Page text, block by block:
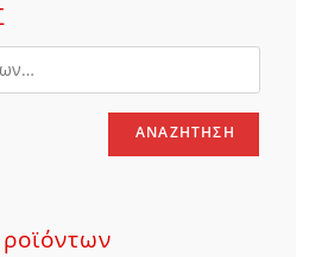
ΑΝΑΖΉΤΗΣΗ